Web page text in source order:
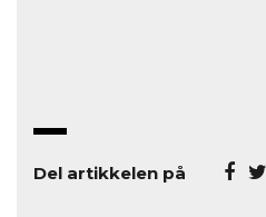
Del artikkelen på